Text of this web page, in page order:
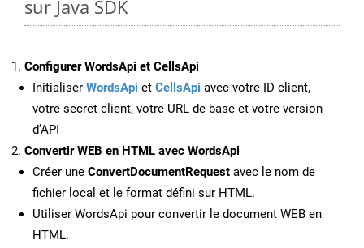
sur Java SDK
Configurer WordsApi et CellsApi
Initialiser WordsApi et CellsApi avec votre ID client,
votre secret client, votre URL de base et votre version
d’API
Convertir WEB en HTML avec WordsApi
Créer une ConvertDocumentRequest avec le nom de
fichier local et le format défini sur HTML.
Utiliser WordsApi pour convertir le document WEB en
HTML.